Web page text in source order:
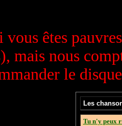
vous êtes
mais nous
le
Les
Tu n'y peux